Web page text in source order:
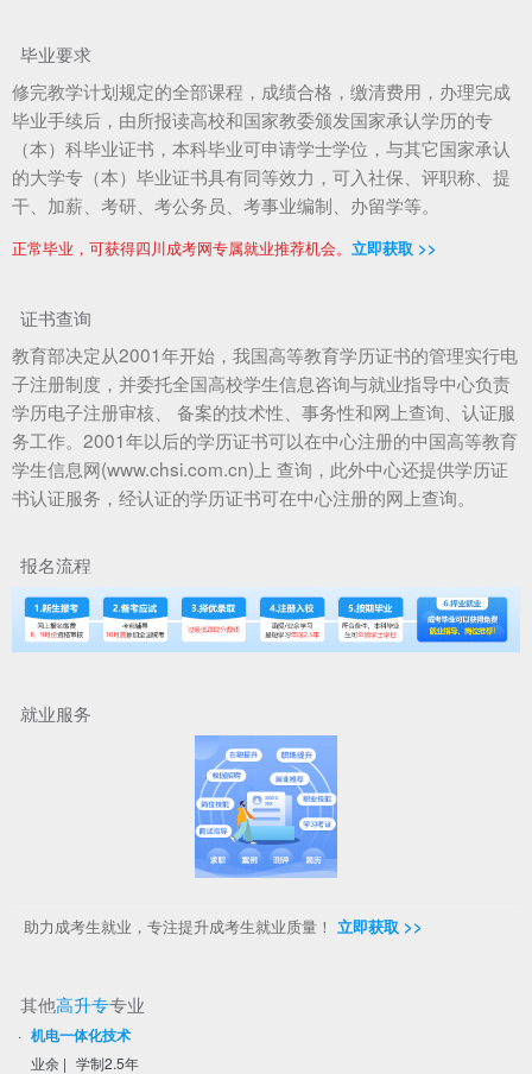
毕业要求
修完教学计划规定的全部课程，成绩合格，缴清费用，办理完成
毕业手续后，由所报读高校和国家教委颁发国家承认学历的专
（本）科毕业证书，本科毕业可申请学士学位，与其它国家承认
的大学专（本）毕业证书具有同等效力，可入社保、评职称、提
干、加薪、考研、考公务员、考事业编制、办留学等。
正常毕业，可获得四川成考网专属就业推荐机会。 立即获取 >>
证书查询
教育部决定从2001年开始，我国高等教育学历证书的管理实行电
子注册制度，并委托全国高校学生信息咨询与就业指导中心负责
学历电子注册审核、 备案的技术性、事务性和网上查询、认证服
务工作。2001年以后的学历证书可以在中心注册的中国高等教育
学生信息网(www.chsi.com.cn)上 查询，此外中心还提供学历证
书认证服务，经认证的学历证书可在中心注册的网上查询。
报名流程
就业服务
助力成考生就业，专注提升成考生就业质量！ 立即获取 >>
其他高升专专业
· 机电一体化技术
业余 | 学制2.5年